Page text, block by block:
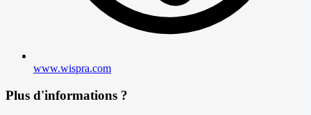
www.wispra.com
Plus d'informations ?